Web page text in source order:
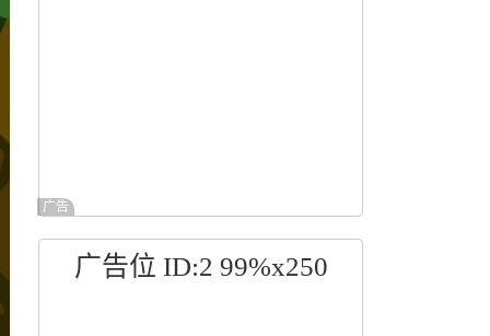
广告
广告位 ID:2 99%x250